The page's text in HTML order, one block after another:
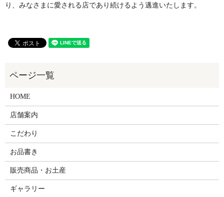
り、みなさまに愛される店であり続けるよう邁進いたします。
HOME
店舗案内
こだわり
お品書き
販売商品・お土産
ギャラリー